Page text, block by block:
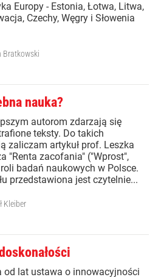
Europy - Estonia, Łotwa, Litwa,
Czechy, Węgry i Słowenia
Bratkowski
nauka?
autorom zdarzają się
teksty. Do takich
zaliczam artykuł prof. Leszka
"Renta zacofania" ("Wprost",
badań naukowych w Polsce.
przedstawiona jest czytelnie...
Kleiber
od lat ustawa o innowacyjności